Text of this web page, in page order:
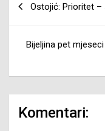
članaka
Ostojić: Prioritet –
Bijeljina pet
Komentari: